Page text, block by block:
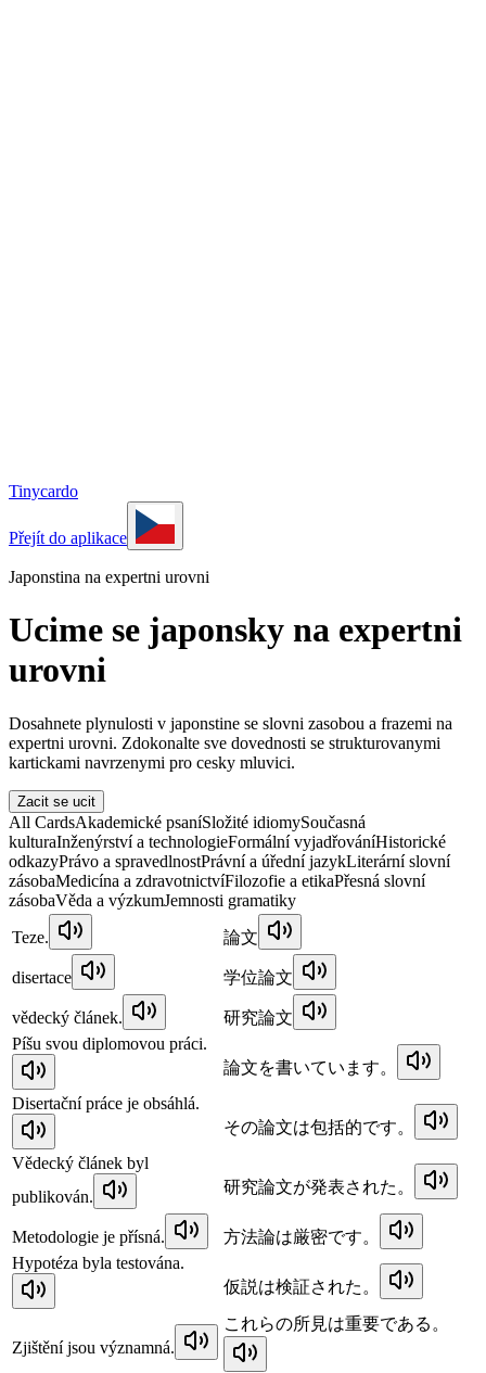
Tinycardo
Přejít do aplikace
Japonstina na expertni urovni
Ucime se japonsky na expertni
urovni
Dosahnete plynulosti v japonstine se slovni zasobou a frazemi na
expertni urovni. Zdokonalte sve dovednosti se strukturovanymi
kartickami navrzenymi pro cesky mluvici.
Zacit se ucit
All CardsAkademické psaníSložité idiomySoučasná
kulturaInženýrství a technologieFormální vyjadřováníHistorické
odkazyPrávo a spravedlnostPrávní a úřední jazykLiterární slovní
zásobaMedicína a zdravotnictvíFilozofie a etikaPřesná slovní
zásobaVěda a výzkumJemnosti gramatiky
Teze.
論文
disertace 学位論文
vědecký článek.
研究論文
Píšu svou diplomovou práci.
論文を書いています。
Disertační práce je obsáhlá.
その論文は包括的です。
Vědecký článek byl
publikován.
研究論文が発表された。
Metodologie je přísná.
方法論は厳密です。
Hypotéza byla testována.
仮説は検証された。
Zjištění jsou významná.
これらの所見は重要である。